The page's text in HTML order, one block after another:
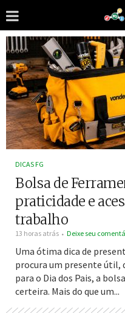
DICAS FG
Bolsa de
praticidade e
trabalho
13 horas atrás Deixe seu
Uma ótima dica de
procura um presente útil,
para o Dia dos Pais, a
certeira. Mais do que um...